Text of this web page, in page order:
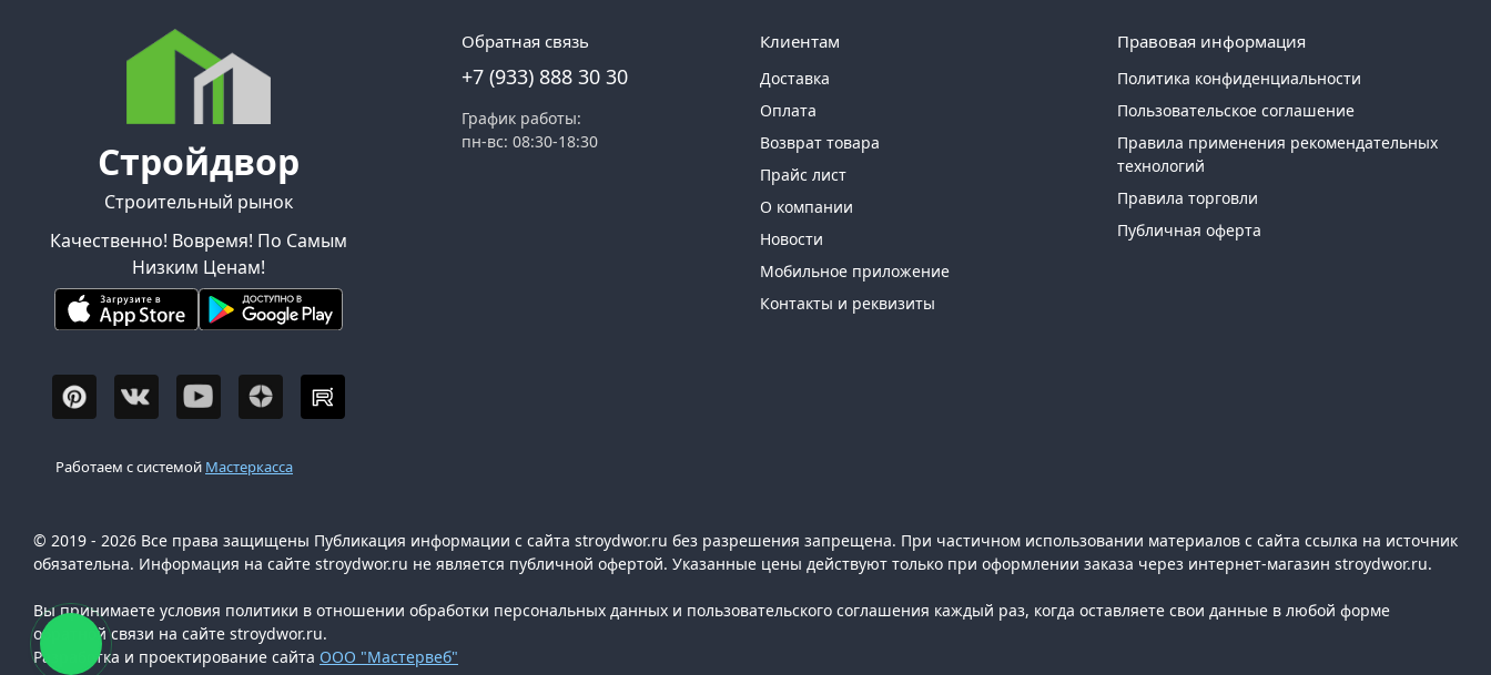
Стройдвор
Строительный рынок
Качественно! Вовремя! По Самым
Низким Ценам!
Обратная связь
+7 (933) 888 30 30
График работы:
пн-вс: 08:30-18:30
Клиентам
Доставка
Оплата
Возврат товара
Прайс лист
О компании
Новости
Мобильное приложение
Контакты и реквизиты
Правовая информация
Политика конфиденциальности
Пользовательское соглашение
Правила применения рекомендательных
технологий
Правила торговли
Публичная оферта
Работаем с системой Мастеркасса
© 2019 - 2026 Все права защищены Публикация информации с сайта stroydwor.ru без разрешения запрещена. При частичном использовании материалов с сайта ссылка на источник
обязательна. Информация на сайте stroydwor.ru не является публичной офертой. Указанные цены действуют только при оформлении заказа через интернет-магазин stroydwor.ru.
Вы принимаете условия политики в отношении обработки персональных данных и пользовательского соглашения каждый раз, когда оставляете свои данные в любой форме
обратной связи на сайте stroydwor.ru.
Разработка и проектирование сайта ООО "Мастервеб"